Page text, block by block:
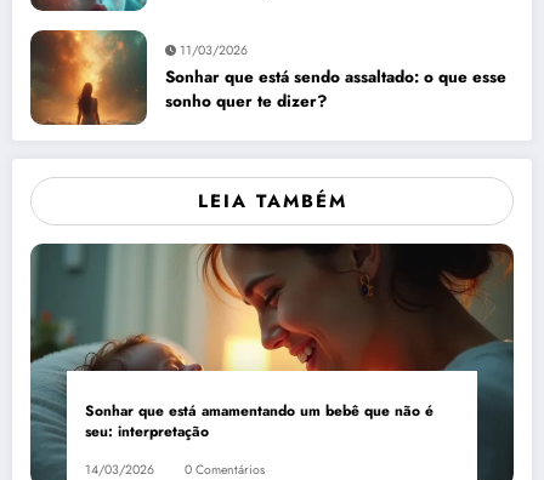
11/03/2026
Sonhar que está sendo assaltado: o que esse
sonho quer te dizer?
LEIA TAMBÉM
Sonhar que está amamentando um bebê que não é
seu: interpretação
14/03/2026 0 Comentários